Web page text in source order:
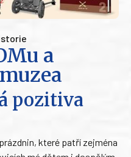
a
pozitiva
které patří zejména